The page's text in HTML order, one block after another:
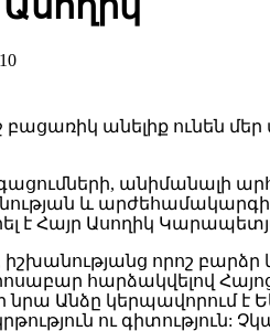
անիմանալի
և
է Հայր Ասողիկ
իշխանությանց որոշ
հարձակվելով
նրա Անձը կերպավորում
ու գիտություն: